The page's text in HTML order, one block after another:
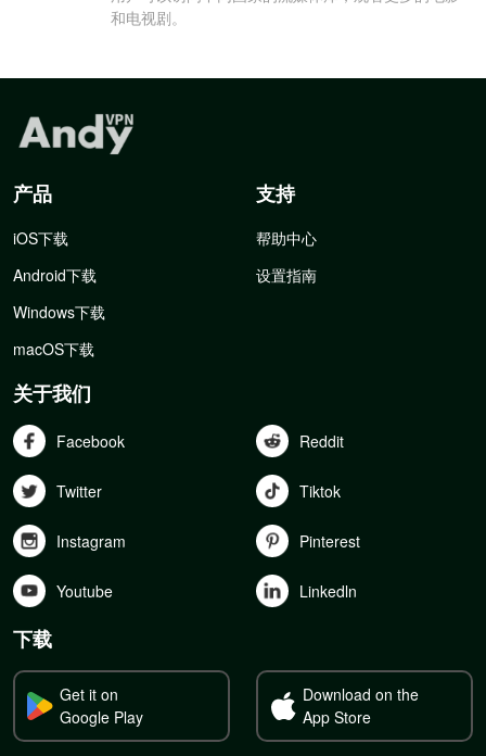
和电视剧。
产品
iOS下载
Android下载
Windows下载
macOS下载
支持
帮助中心
设置指南
关于我们
Facebook Reddit
Twitter Tiktok
Instagram Pinterest
Youtube Linkedln
下载
Get it on
Google Play
Download on the
App Store